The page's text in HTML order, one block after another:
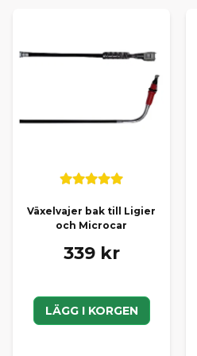
Växelvajer bak till Ligier
och Microcar
339 kr
LÄGG I KORGEN